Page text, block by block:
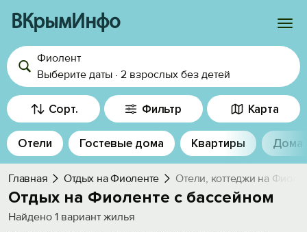
ВКрымИнфо
Войти
Избранное
История просмотра
Добавить свой объект
Фиолент
Выберите даты · 2 взрослых без детей
Сорт. Фильтр Карта
Отели Гостевые дома Квартиры Дома
Главная Отдых на Фиоленте Отели, коттеджи на
Отдых на Фиоленте с бассейном
Найдено 1 вариант жилья